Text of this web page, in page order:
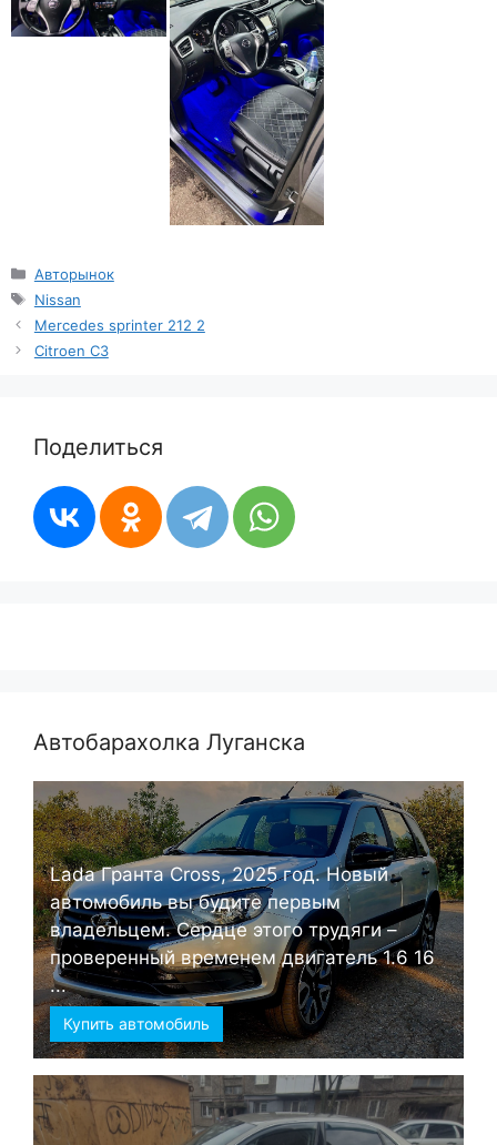
Рубрики
Авторынок
Метки
Nissan
Mercedes sprinter 212 2
Citroen C3
Поделиться
Автобарахолка Луганска
Lada Гранта Cross, 2025 год. Новый
автомобиль вы будите первым
владельцем. Сердце этого трудяги –
проверенный временем двигатель 1.6 16
...
Купить автомобиль